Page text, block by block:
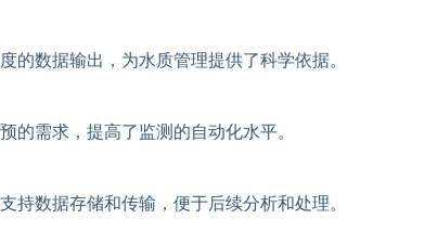
数据输出，为水质管理提供了科学依据。
的需求，提高了监测的自动化水平。
数据存储和传输，便于后续分析和处理。